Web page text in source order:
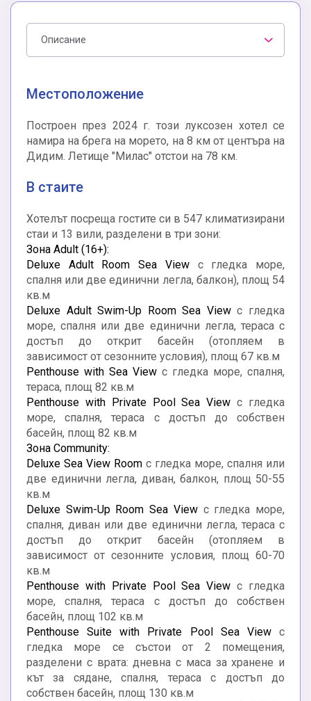
Описание
Местоположение
Построен през 2024 г. този луксозен хотел се
намира на брега на морето, на 8 км от центъра на
Дидим. Летище "Милас" отстои на 78 км.
В стаите
Хотелът посреща гостите си в 547 климатизирани
стаи и 13 вили, разделени в три зони:
Зона Adult (16+):
Deluxe Adult Room Sea Viewс гледка море,
спалня или две единични легла, балкон), площ 54
кв.м
Deluxe Adult Swim-Up Room Sea Viewс гледка
море, спалня или две единични легла, тераса с
достъп до открит басейн (отопляем в
зависимост от сезонните условия), площ 67 кв.м
Penthouse with Sea View с гледка море, спалня,
тераса, площ 82 кв.м
Penthouse with Private Pool Sea View с гледка
море, спалня, тераса с достъп до собствен
басейн, площ 82 кв.м
Зона Community:
Deluxe Sea View Room с гледка море, спалня или
две единични легла, диван, балкон, площ 50-55
кв.м
Deluxe Swim-Up Room Sea Viewс гледка море,
спалня, диван или две единични легла, тераса с
достъп до открит басейн (отoпляем в
зависимост от сезонните условия, площ 60-70
кв.м
Penthouse with Private Pool Sea View с гледка
море, спалня, тераса с достъп до собствен
басейн, площ 102 кв.м
Penthouse Suite with Private Pool Sea Viewс
гледка море се състои от 2 помещения,
разделени с врата: дневна с маса за хранене и
кът за сядане, спалня, тераса с достъп до
собствен басейн, площ 130 кв.м